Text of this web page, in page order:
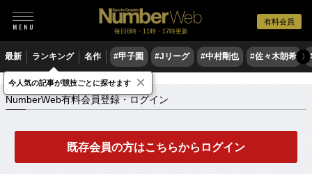
有料会員
毎日6時・11時・17時更新
最新 ランキング 名作 #甲子園 #Jリーグ #中村剛也 #佐々木朗希 〉
NumberWeb有料会員登録・ログイン
NumberWeb有料会員登録・ログイン
既存会員の方はこちらからログイン
今人気の記事が競技ごとに探せます ×